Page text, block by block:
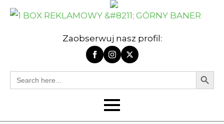
Zaobserwuj nasz profil:
Search
for:
Search